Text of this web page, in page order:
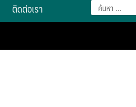
ติดต่อเรา